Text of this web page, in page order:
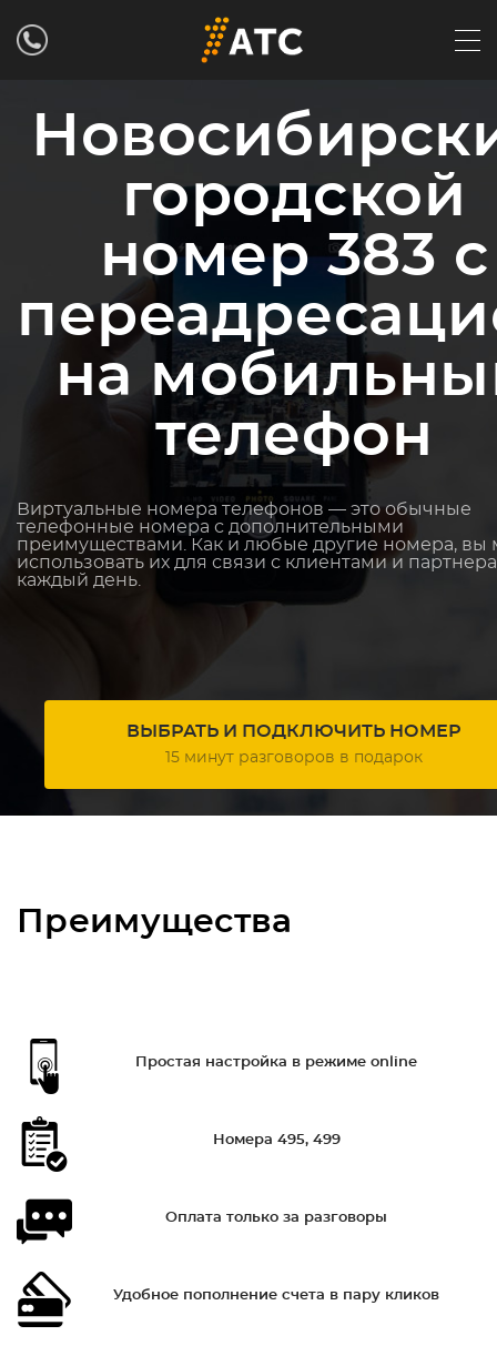
городской
номер 383 с
на
телефон
Виртуальные номера телефонов — это обычные
телефонные номера с дополнительными
преимуществами. Как и любые другие номера, вы
использовать их для связи с клиентами и
каждый день.
ВЫБРАТЬ И ПОДКЛЮЧИТЬ НОМЕР
15 минут разговоров в подарок
Преимущества
Простая настройка в режиме online
Номера 495, 499
Оплата только за разговоры
Удобное пополнение счета в пару кликов